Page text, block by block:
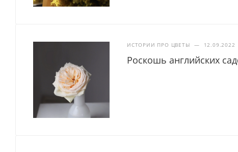
ИСТОРИИ ПРО ЦВЕТЫ — 12.09.2022
Роскошь английских